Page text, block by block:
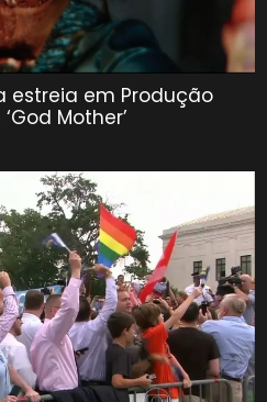
estreia em Produção
Mother’